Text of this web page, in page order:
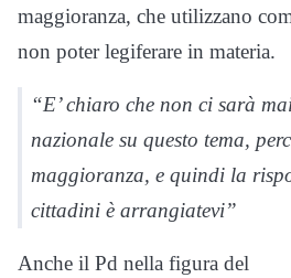
maggioranza, che utilizzano
non poter legiferare in materia.
“E’ chiaro che non ci sarà
nazionale su questo tema,
maggioranza, e quindi la
cittadini è arrangiatevi”
Anche il Pd nella figura del